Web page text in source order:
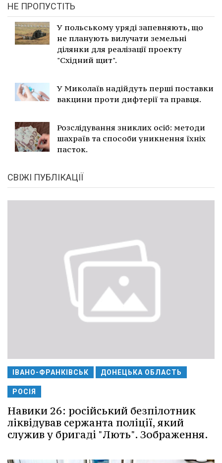
НЕ ПРОПУСТІТЬ
У польському уряді запевняють, що
не планують вилучати земельні
ділянки для реалізації проекту
"Східний щит".
У Миколаїв надійдуть перші поставки
вакцини проти дифтерії та правця.
Розслідування зниклих осіб: методи
шахраїв та способи уникнення їхніх
пасток.
СВІЖІ ПУБЛІКАЦІЇ
ІВАНО-ФРАНКІВСЬК ДОНЕЦЬКА ОБЛАСТЬ
РОСІЯ
Навики 26: російський безпілотник
ліквідував сержанта поліції, який
служив у бригаді "Лють". Зображення.